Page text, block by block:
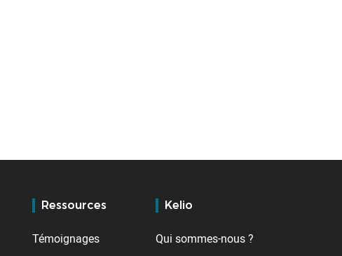
Ressources
Témoignages
Kelio
Qui sommes-nous ?